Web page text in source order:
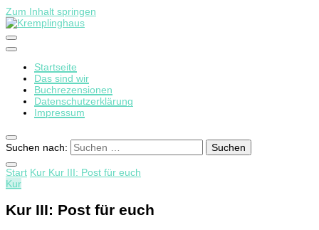
Zum Inhalt springen
Kremplinghaus
Startseite
Das sind wir
Buchrezensionen
Datenschutzerklärung
Impressum
Suchen nach:
Start Kur Kur III: Post für euch
Kur
Kur III: Post für euch